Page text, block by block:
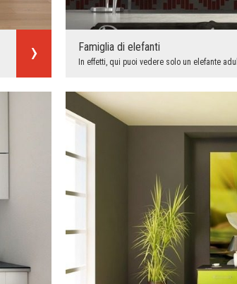
Famiglia di elefanti
In effetti, qui puoi vedere solo un elefante